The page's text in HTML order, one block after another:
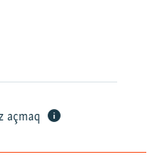
480p
açmaq